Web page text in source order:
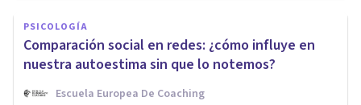
PSICOLOGÍA
Comparación social en redes: ¿cómo influye en
nuestra autoestima sin que lo notemos?
Escuela Europea De Coaching